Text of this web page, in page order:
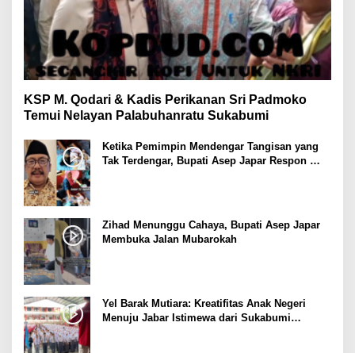
KSP M. Qodari & Kadis Perikanan Sri Padmoko
Temui Nelayan Palabuhanratu Sukabumi
Ketika Pemimpin Mendengar Tangisan yang
Tak Terdengar, Bupati Asep Japar Respon
Zihad Menunggu Cahaya, Bupati Asep Japar
Membuka Jalan Mubarokah
Yel Barak Mutiara: Kreatifitas Anak Negeri
Menuju Jabar Istimewa dari Sukabumi